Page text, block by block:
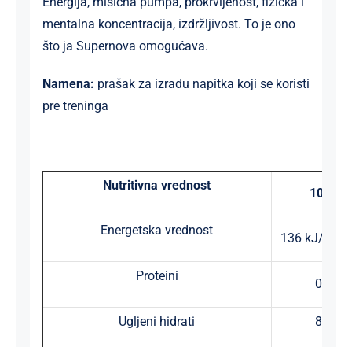
mentalna koncentracija, izdržljivost. To je ono
što ja Supernova omogućava.
Namena: prašak za izradu napitka koji se koristi
pre treninga
Nutritivna vrednost
100g
Energetska vrednost
136 kJ/ 32
Proteini
0 g
Ugljeni hidrati 8 g